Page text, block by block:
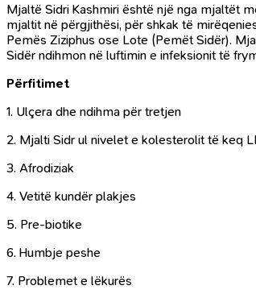
Mjaltë Sidri Kashmiri është një nga mjaltët
mjaltit në përgjithësi, për shkak të
Pemës Ziziphus ose Lote (Pemët Sidër).
Sidër ndihmon në luftimin e infeksionit të
Përfitimet
1. Ulçera dhe ndihma për tretjen
2. Mjalti Sidr ul nivelet e kolesterolit të keq
3. Afrodiziak
4. Vetitë kundër plakjes
5. Pre-biotike
6. Humbje peshe
7. Problemet e lëkurës